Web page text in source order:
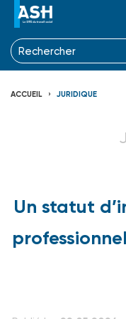
ACCUEIL JURIDIQUE
Un statut